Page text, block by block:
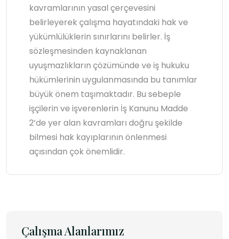
kavramlarının yasal çerçevesini
belirleyerek çalışma hayatındaki hak ve
yükümlülüklerin sınırlarını belirler. İş
sözleşmesinden kaynaklanan
uyuşmazlıkların çözümünde ve iş hukuku
hükümlerinin uygulanmasında bu tanımlar
büyük önem taşımaktadır. Bu sebeple
işçilerin ve işverenlerin İş Kanunu Madde
2’de yer alan kavramları doğru şekilde
bilmesi hak kayıplarının önlenmesi
açısından çok önemlidir.
Çalışma Alanlarımız